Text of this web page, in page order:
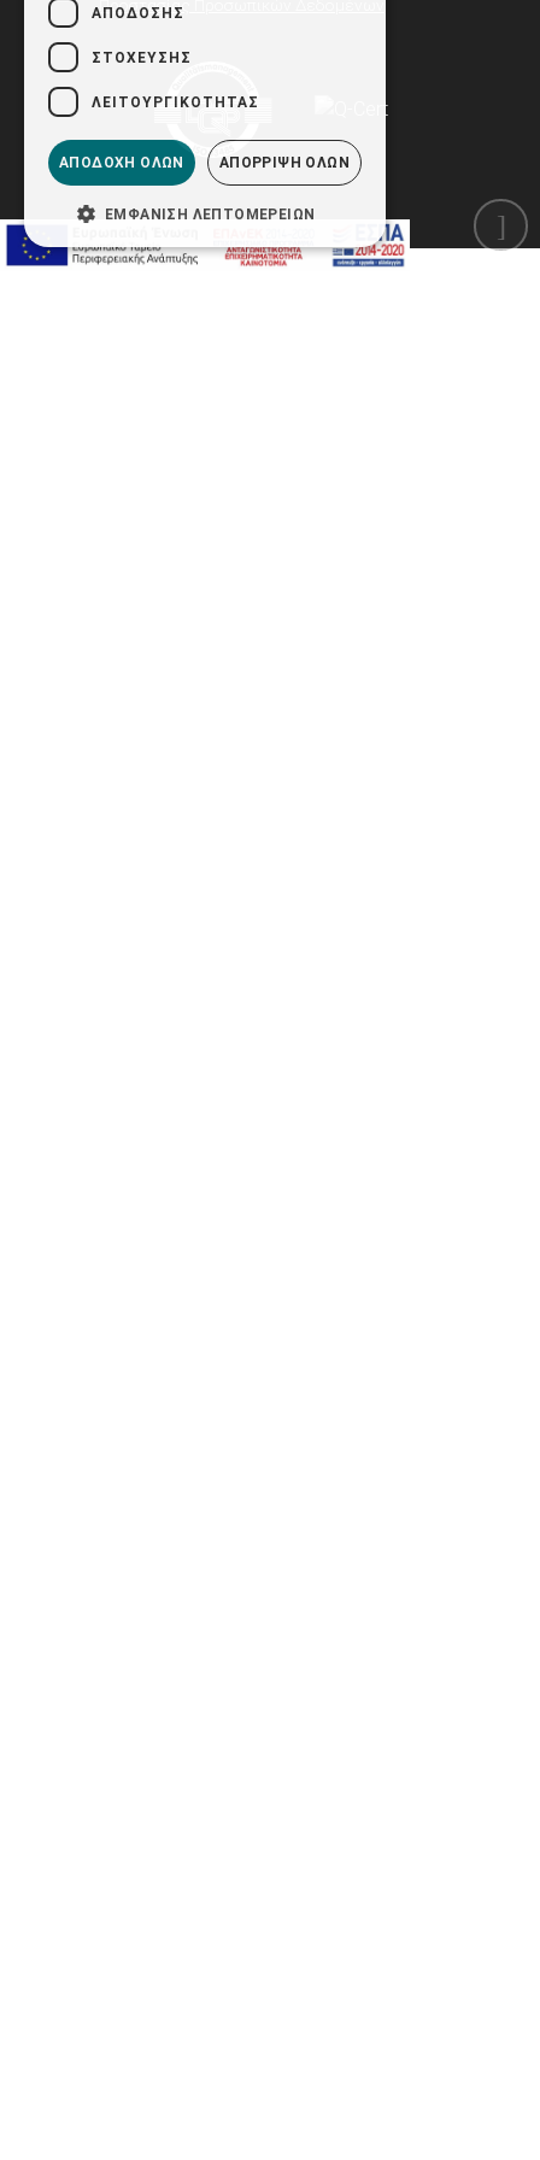
Προστασίας Προσωπικών Δεδομένων
ΑΠΌΔΟΣΗΣ
ΣΤΌΧΕΥΣΗΣ
ΛΕΙΤΟΥΡΓΙΚΌΤΗΤΑΣ
ΑΠΟΔΟΧΉ ΌΛΩΝ ΑΠΌΡΡΙΨΗ ΌΛΩΝ
ΕΜΦΆΝΙΣΗ ΛΕΠΤΟΜΕΡΕΙΏΝ